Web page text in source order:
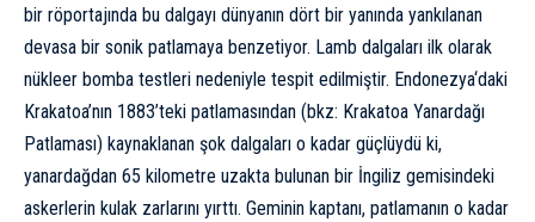
bir röportajında bu dalgayı dünyanın dört bir yanında yankılanan
devasa bir sonik patlamaya benzetiyor. Lamb dalgaları ilk olarak
nükleer bomba testleri nedeniyle tespit edilmiştir. Endonezya‘daki
Krakatoa’nın 1883’teki patlamasından (bkz: Krakatoa Yanardağı
Patlaması) kaynaklanan şok dalgaları o kadar güçlüydü ki,
yanardağdan 65 kilometre uzakta bulunan bir İngiliz gemisindeki
askerlerin kulak zarlarını yırttı. Geminin kaptanı, patlamanın o kadar